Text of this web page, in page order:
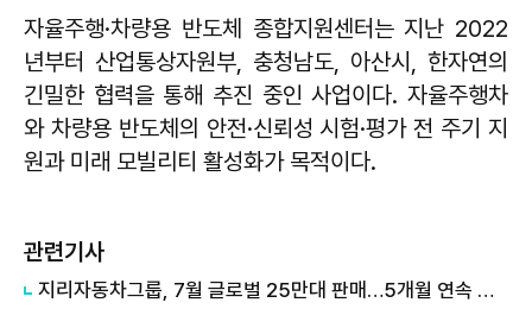
자율주행·차량용 반도체 종합지원센터는 지난 2022
년부터 산업통상자원부, 충청남도, 아산시, 한자연의
긴밀한 협력을 통해 추진 중인 사업이다. 자율주행차
와 차량용 반도체의 안전·신뢰성 시험·평가 전 주기 지
원과 미래 모빌리티 활성화가 목적이다.
관련기사
지리자동차그룹, 7월 글로벌 25만대 판매…5개월 연속 증가